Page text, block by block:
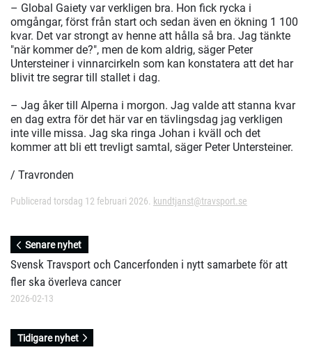
– Global Gaiety var verkligen bra. Hon fick rycka i
omgångar, först från start och sedan även en ökning 1 100
kvar. Det var strongt av henne att hålla så bra. Jag tänkte
"när kommer de?", men de kom aldrig, säger Peter
Untersteiner i vinnarcirkeln som kan konstatera att det har
blivit tre segrar till stallet i dag.
– Jag åker till Alperna i morgon. Jag valde att stanna kvar
en dag extra för det här var en tävlingsdag jag verkligen
inte ville missa. Jag ska ringa Johan i kväll och det
kommer att bli ett trevligt samtal, säger Peter Untersteiner.
/ Travronden
Publicerad torsdag 12 februari 2026. kundtjanst@travsport.se
Senare nyhet
Svensk Travsport och Cancerfonden i nytt samarbete för att
fler ska överleva cancer
2026-02-13
Tidigare nyhet